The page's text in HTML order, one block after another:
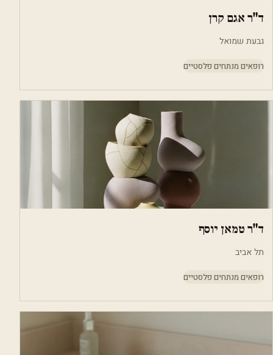
ד"ר אגם קרן
גבעת שמואל
רופאים מנתחים פלסטיים
ד"ר טמאן יוסף
תל אביב
רופאים מנתחים פלסטיים